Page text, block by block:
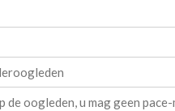
de oogleden, u mag geen